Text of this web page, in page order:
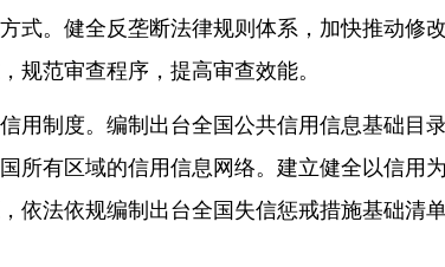
式。健全反垄断法律规则体系，加快推动
规范审查程序，提高审查效能。
信用制度。编制出台全国公共信用信息基础
所有区域的信用信息网络。建立健全以信
依法依规编制出台全国失信惩戒措施基础